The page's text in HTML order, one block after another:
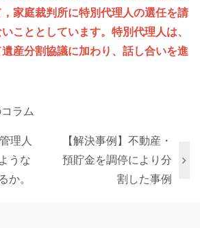
家庭裁判所に特別代理人の選任を請
こととしています。特別代理人は、
産分割協議に加わり、話し合いを進
ラム
理人
うな
か。
【解決事例】不動産・
預貯金を調停により分
割した事例